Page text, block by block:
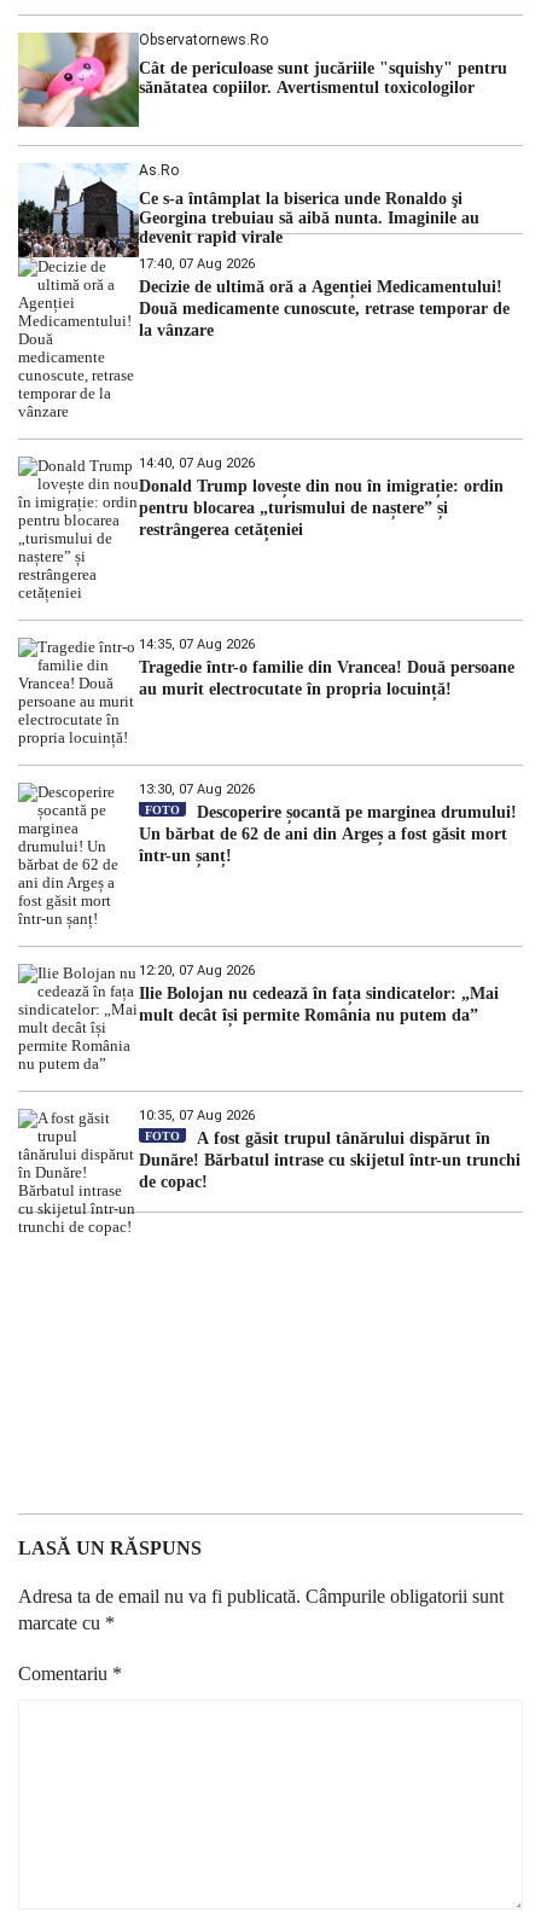
Observatornews.ro
Cât de periculoase sunt jucăriile "squishy" pentru
sănătatea copiilor. Avertismentul toxicologilor
As.ro
Ce s-a întâmplat la biserica unde Ronaldo şi
Georgina trebuiau să aibă nunta. Imaginile au
devenit rapid virale
17:40, 07 Aug 2026
Decizie de ultimă oră a Agenției Medicamentului!
Două medicamente cunoscute, retrase temporar de
la vânzare
14:40, 07 Aug 2026
Donald Trump lovește din nou în imigrație: ordin
pentru blocarea „turismului de naștere” și
restrângerea cetățeniei
14:35, 07 Aug 2026
Tragedie într-o familie din Vrancea! Două persoane
au murit electrocutate în propria locuință!
13:30, 07 Aug 2026
FOTO
Descoperire șocantă pe marginea drumului!
Un bărbat de 62 de ani din Argeș a fost găsit mort
într-un șanț!
12:20, 07 Aug 2026
Ilie Bolojan nu cedează în fața sindicatelor: „Mai
mult decât își permite România nu putem da”
10:35, 07 Aug 2026
FOTO
A fost găsit trupul tânărului dispărut în
Dunăre! Bărbatul intrase cu skijetul într-un trunchi
de copac!
LASĂ UN RĂSPUNS
Adresa ta de email nu va fi publicată. Câmpurile obligatorii sunt
marcate cu *
Comentariu *